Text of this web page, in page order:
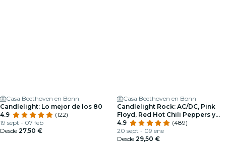
Casa Beethoven en Bonn
Candlelight: Lo mejor de los 80
4.9
(122)
19 sept - 07 feb
Desde 27,50 €
Casa Beethoven en Bonn
Candlelight Rock: AC/DC, Pink
Floyd, Red Hot Chili Peppers y
más
4.9
(489)
20 sept - 09 ene
Desde 29,50 €